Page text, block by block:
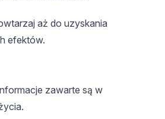
aż do uzyskania
efektów.
zawarte są w